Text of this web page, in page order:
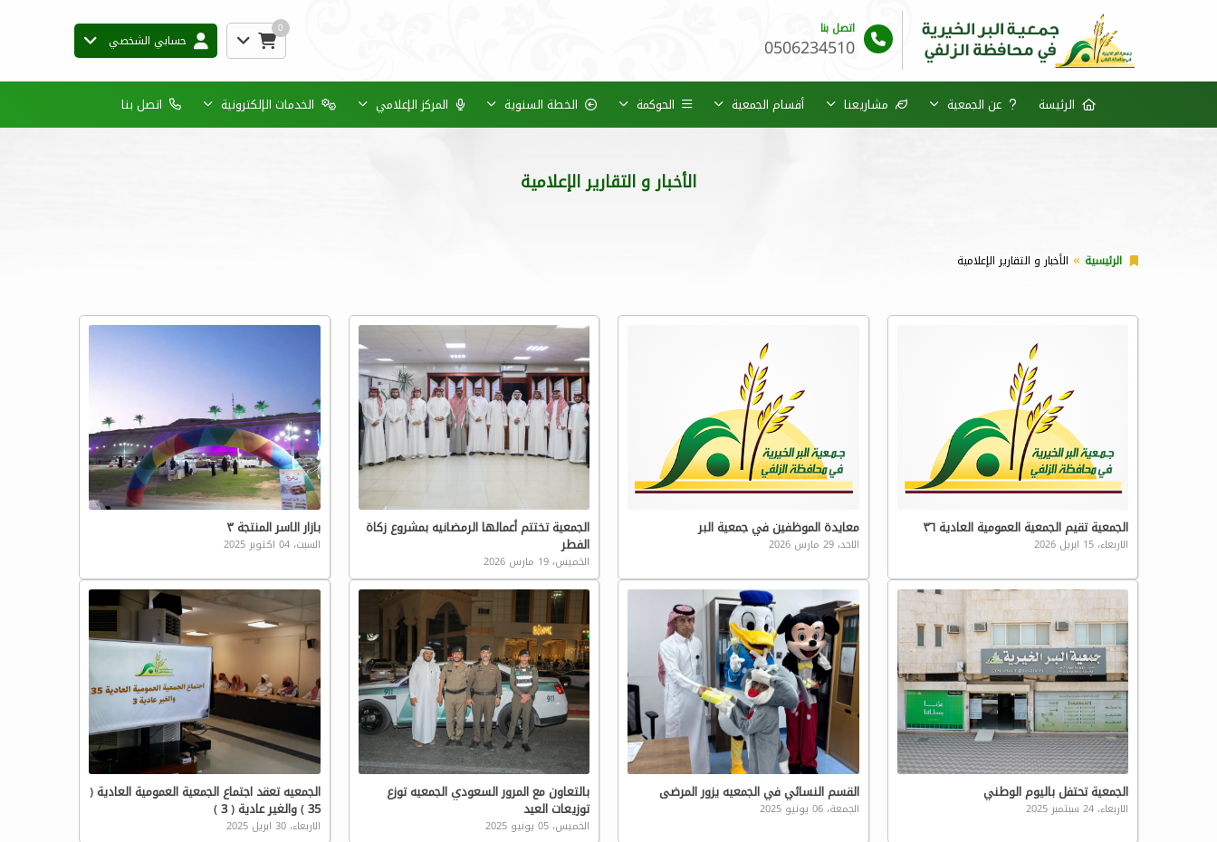
اتصل بنا
0506234510
0
حسابي الشخصي
الرئيسة عن الجمعية مشاريعنا أقسام الجمعية الحوكمة الخطة السنوية المركز الإعلامي الخدمات الإلكترونية اتصل بنا
الأخبار و التقارير الإعلامية
الرئيسية الأخبار و التقارير الإعلامية
الجمعية تقيم الجمعية العمومية العادية ٣٦
الاربعاء، 15 ابريل 2026
معايدة الموظفين في جمعية البر
الاحد، 29 مارس 2026
الجمعية تختتم أعمالها الرمضانيه بمشروع زكاة
الفطر
الخميس، 19 مارس 2026
بازار الاسر المنتجة ٣
السبت، 04 اكتوبر 2025
الجمعية تحتفل باليوم الوطني
الاربعاء، 24 سبتمبر 2025
القسم النسائي في الجمعيه يزور المرضى
الجمعة، 06 يونيو 2025
بالتعاون مع المرور السعودي الجمعيه توزع
توزيعات العيد
الخميس، 05 يونيو 2025
الجمعيه تعقد اجتماع الجمعية العمومية العادية (
35 ) والغير عادية ( 3 )
الاربعاء، 30 ابريل 2025